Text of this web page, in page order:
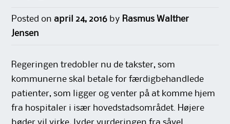
Posted on april 24, 2016 by Rasmus Walther
Jensen
Regeringen tredobler nu de takster, som
kommunerne skal betale for færdigbehandlede
patienter, som ligger og venter på at komme hjem
fra hospitaler i især hovedstadsområdet. Højere